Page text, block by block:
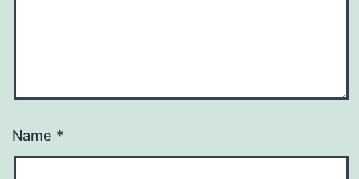
Name *